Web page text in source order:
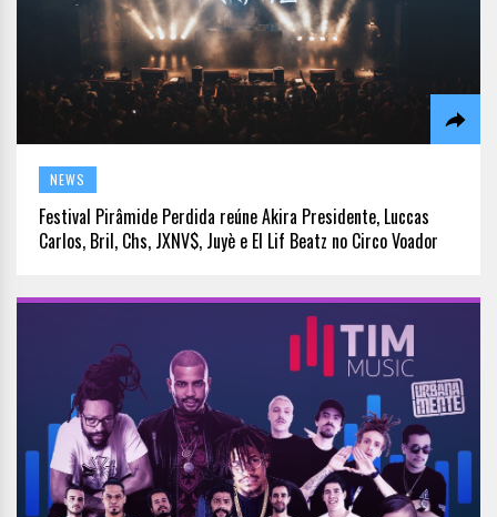
NEWS
Festival Pirâmide Perdida reúne Akira Presidente, Luccas
Carlos, Bril, Chs, JXNV$, Juyè e El Lif Beatz no Circo Voador